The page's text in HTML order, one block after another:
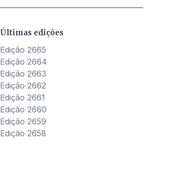
Últimas edições
Edição 2665
Edição 2664
Edição 2663
Edição 2662
Edição 2661
Edição 2660
Edição 2659
Edição 2658